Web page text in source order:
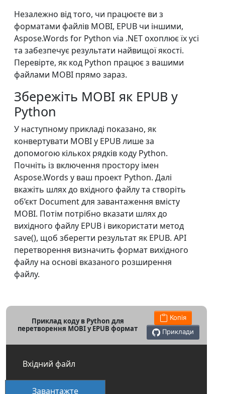
Незалежно від того, чи працюєте ви з
форматами файлів MOBI, EPUB чи іншими,
Aspose.Words for Python via .NET охоплює їх усі
та забезпечує результати найвищої якості.
Перевірте, як код Python працює з вашими
файлами MOBI прямо зараз.
Збережіть MOBI як EPUB у
Python
У наступному прикладі показано, як
конвертувати MOBI у EPUB лише за
допомогою кількох рядків коду Python.
Почніть із включення простору імен
Aspose.Words у ваш проект Python. Далі
вкажіть шлях до вхідного файлу та створіть
об’єкт Document для завантаження вмісту
MOBI. Потім потрібно вказати шлях до
вихідного файлу EPUB і використати метод
save(), щоб зберегти результат як EPUB. API
перетворення визначить формат вихідного
файлу на основі вказаного розширення
файлу.
Приклад коду в Python для
перетворення MOBI у EPUB формат
Копія
Приклади
Вхідний файл
Завантажте